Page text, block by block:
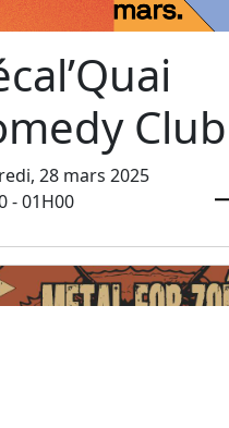
Club
28 mars 2025
- 01H00